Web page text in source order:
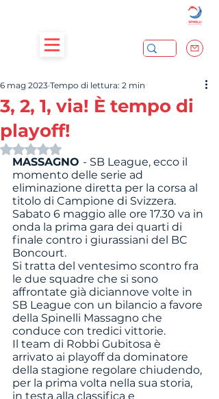
3, 2, 1, via! È tempo di
playoff!
6 mag 2023 Tempo di lettura: 2 min
Valutazione NaN stelle su 5.
MASSAGNO - SB League, ecco il
momento delle serie ad
eliminazione diretta per la corsa al
titolo di Campione di Svizzera.
Sabato 6 maggio alle ore 17.30 va in
onda la prima gara dei quarti di
finale contro i giurassiani del BC
Boncourt.
Si tratta del ventesimo scontro fra
le due squadre che si sono
affrontate già diciannove volte in
SB League con un bilancio a favore
della Spinelli Massagno che
conduce con tredici vittorie.
Il team di Robbi Gubitosa è
arrivato ai playoff da dominatore
della stagione regolare chiudendo,
per la prima volta nella sua storia,
in testa alla classifica e